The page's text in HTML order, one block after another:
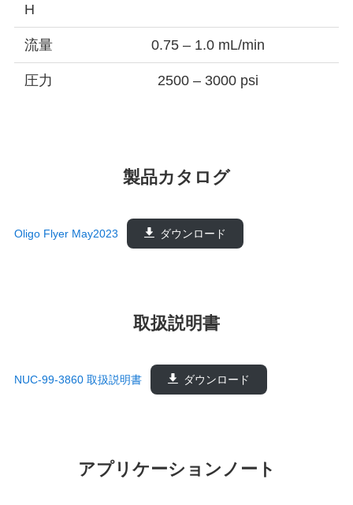
H
流量 0.75 – 1.0 mL/min
圧力 2500 – 3000 psi
製品カタログ
Oligo Flyer May2023 ダウンロード
取扱説明書
NUC-99-3860 取扱説明書 ダウンロード
アプリケーションノート